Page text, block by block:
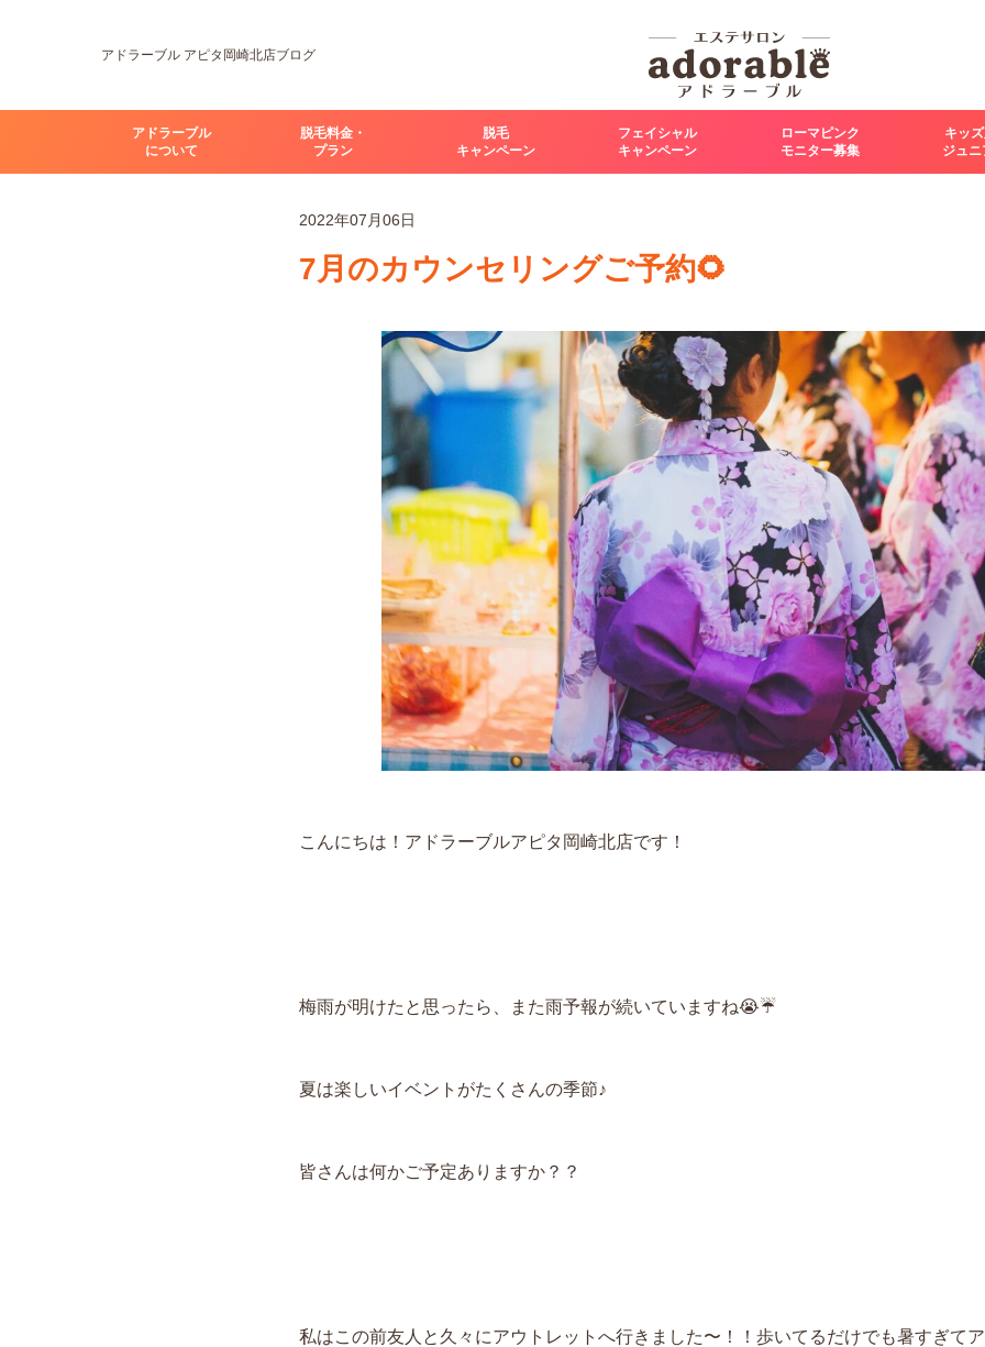
アドラーブル アピタ岡崎北店ブログ
アドラーブル
について
脱毛料金・
プラン
脱毛
キャンペーン
フェイシャル
キャンペーン
ローマピンク
モニター募集
キッ
ジュ
2022年07月06日
7月のカウンセリングご予約🌻
こんにちは！アドラーブルアピタ岡崎北店です！
梅雨が明けたと思ったら、また雨予報が続いていますね😭☔️
夏は楽しいイベントがたくさんの季節♪
皆さんは何かご予定ありますか？？
私はこの前友人と久々にアウトレットへ行きました〜！！歩いてるだけでも暑すぎて